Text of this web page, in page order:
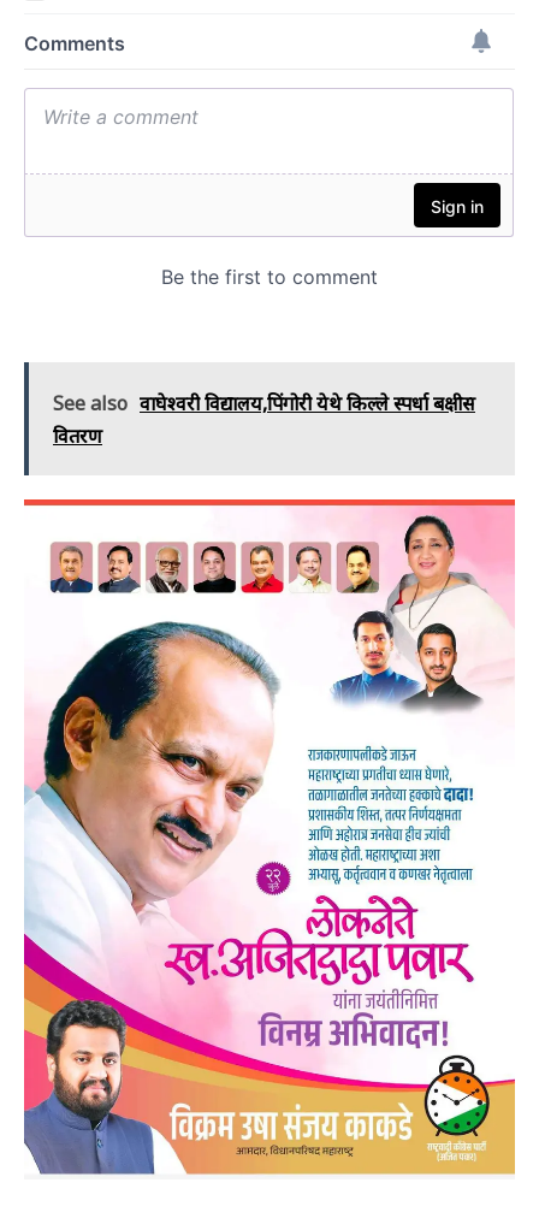
See also वाघेश्वरी विद्यालय,पिंगोरी येथे किल्ले स्पर्धा बक्षीस
वितरण